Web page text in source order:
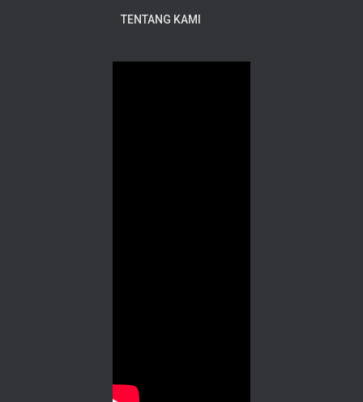
TENTANG KAMI